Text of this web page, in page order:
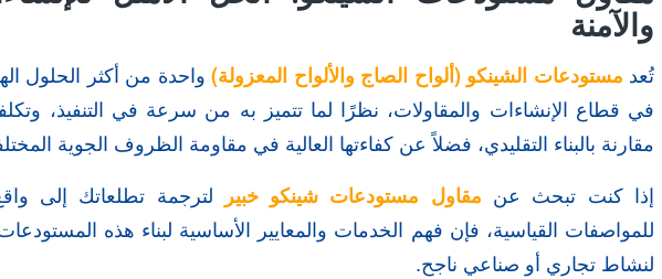
والآمنة
تُعد مستودعات الشينكو (ألواح الصاج والألواح المعزولة)واحدة من أكثر الحلول
في قطاع الإنشاءات والمقاولات، نظرًا لما تتميز به من سرعة في التنفيذ،
مقارنة بالبناء التقليدي، فضلاً عن كفاءتها العالية في مقاومة الظروف الجوية
إذا كنت تبحث عن مقاول مستودعات شينكو خبير
لترجمة تطلعاتك إلى
للمواصفات القياسية، فإن فهم الخدمات والمعايير الأساسية لبناء هذه
لنشاط تجاري أو صناعي ناجح.